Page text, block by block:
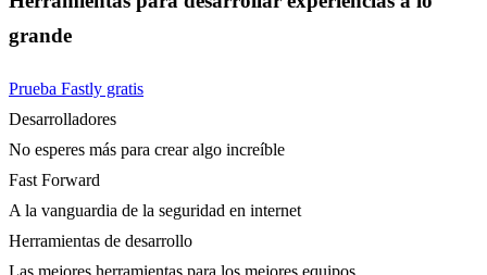
grande
Prueba Fastly gratis
Desarrolladores
No esperes más para crear algo increíble
Fast Forward
A la vanguardia de la seguridad en internet
Herramientas de desarrollo